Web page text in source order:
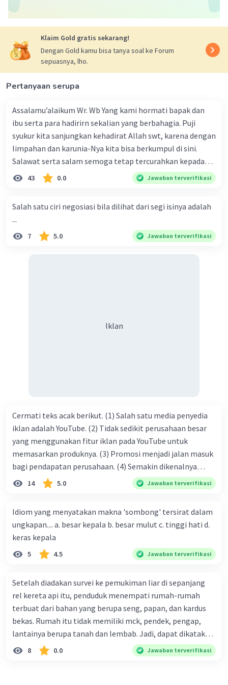
Klaim Gold gratis sekarang!
Dengan Gold kamu bisa tanya soal ke Forum
sepuasnya, lho.
Pertanyaan serupa
Assalamu’alaikum Wr. Wb Yang kami hormati bapak dan
ibu serta para hadirirn sekalian yang berbahagia. Puji
syukur kita sanjungkan kehadirat Allah swt, karena dengan
limpahan dan karunia-Nya kita bisa berkumpul di sini.
Salawat serta salam semoga tetap tercurahkan kepada
junjungan Nabi besar Muhammad saw, karena beliau
menyiarkan agama yang haq, yakni agama islam, agama
ke dalam umat-Nya yang diberkahi. Amin ya rabbal alamin.
Hadirin sekalian yang berbahagia! Dirasa amat penting
sekali jiwa sosial untuk diterapkan di lingkungan keluarga,
limpahan karuniaNya kita bisa berkumpul di sini. Kalimat
43 0.0 Jawaban terverifikasi
Salah satu ciri negosiasi bila dilihat dari segi isinya adalah
...
7 5.0 Jawaban terverifikasi
Iklan
Cermati teks acak berikut. (1) Salah satu media penyedia
iklan adalah YouTube. (2) Tidak sedikit perusahaan besar
yang menggunakan fitur iklan pada YouTube untuk
memasarkan produknya. (3) Promosi menjadi jalan masuk
bagi pendapatan perusahaan. (4) Semakin dikenalnya
suatu produk oleh konsumen, semakin besar pula peluang
perusahaan kepada konsumen. Urutan yang tepat agar
menjadi teks eksposisi yang padu adalah .... A. (1)-(2)-(3)-
(4)-(5) B. (2)-(1)-(3)-(4)-(5) C. (3)-(1)-(2)-(5)-(4) D. (3)-(5)-
(4)-(1)-(2) E. (5)-(1)-(3)-(4)-(2)
14 5.0 Jawaban terverifikasi
Idiom yang menyatakan makna 'sombong' tersirat dalam
ungkapan.... a. besar kepala b. besar mulut c. tinggi hati d.
keras kepala
5 4.5 Jawaban terverifikasi
Setelah diadakan survei ke pemukiman liar di sepanjang
rel kereta api itu, penduduk menempati rumah-rumah
terbuat dari bahan yang berupa seng, papan, dan kardus
bekas. Rumah itu tidak memiliki mck, pendek, pengap,
lantainya berupa tanah dan lembab. Jadi, dapat dikatakan
bahwa tempat tinggal mereka tidak layak huni dan tidak
8 0.0 Jawaban terverifikasi